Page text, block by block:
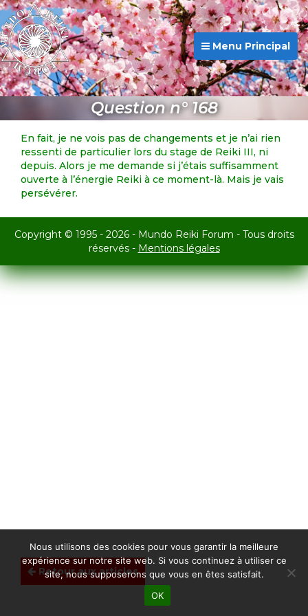
Menu Principal
Question n° 168
Retour aux articles
En fait, je ne vois pas de changements et je n’ai rien
ressenti de particulier lors du stage de Reiki III, ni
depuis. Alors je me demande si j’étais suffisamment
ouverte à l’énergie Reiki à ce moment-là. Mais je vais
persévérer.
Copyright © 1995 - 2026 - Mundo Reiki Forum - Tous droits
réservés - Mentions légales
Nous utilisons des cookies pour vous garantir la meilleure
expérience sur notre site web. Si vous continuez à utiliser ce
site, nous supposerons que vous en êtes satisfait.
OK